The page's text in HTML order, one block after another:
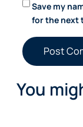
Save my
for the next
You